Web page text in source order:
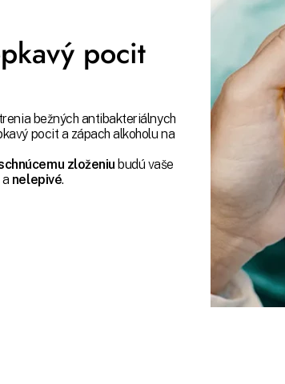
pocit
bežných antibakteriálnych
pocit a zápach alkoholu na
zloženiu budú vaše
nelepivé.